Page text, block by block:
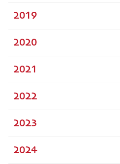
2019
2020
2021
2022
2023
2024